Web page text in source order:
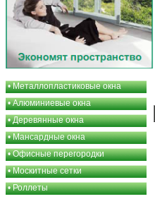
•Металлопластиковые окна
•Алюминиевые окна
•Деревянные окна
•Мансардные окна
•Офисные перегородки
•Москитные сетки
•Роллеты